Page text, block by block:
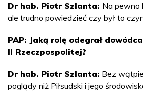
Dr hab. Piotr Szlanta: Na pewno
ale trudno powiedzieć czy był to
PAP: Jaką rolę odegrał
II Rzeczpospolitej?
Dr hab. Piotr Szlanta: Bez
poglądy niż Piłsudski i jego